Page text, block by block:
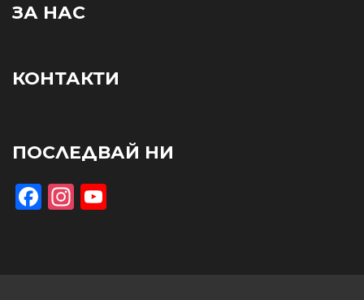
ЗА НАС
КОНТАКТИ
ПОСЛЕДВАЙ НИ
Facebook
Instagram